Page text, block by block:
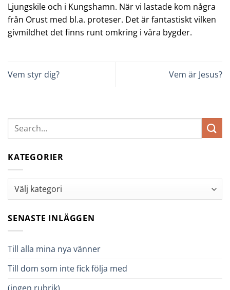
Ljungskile och i Kungshamn. När vi lastade kom några
från Orust med bl.a. proteser. Det är fantastiskt vilken
givmildhet det finns runt omkring i våra bygder.
Vem styr dig? Vem är Jesus?
KATEGORIER
Kategorier
SENASTE INLÄGGEN
Till alla mina nya vänner
Till dom som inte fick följa med